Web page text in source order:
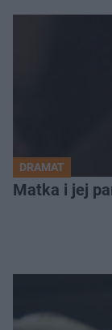
DRAMAT
Matka i jej